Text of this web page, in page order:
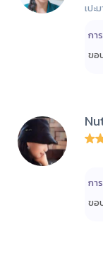
เปะ
กา
ขอ
กา
ขอ